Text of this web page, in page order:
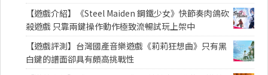
【遊戲介紹】《Steel Maiden 鋼鐵少女》快節奏肉鴿砍
殺遊戲 只靠兩鍵操作動作極致流暢試玩上架中
【遊戲評測】台灣國產音樂遊戲《莉莉狂想曲》只有黑
白鍵的譜面卻具有頗高挑戰性